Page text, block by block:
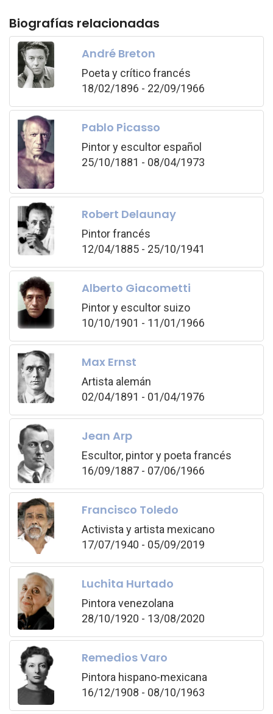
Biografías relacionadas
André Breton
Poeta y crítico francés
18/02/1896 - 22/09/1966
Pablo Picasso
Pintor y escultor español
25/10/1881 - 08/04/1973
Robert Delaunay
Pintor francés
12/04/1885 - 25/10/1941
Alberto Giacometti
Pintor y escultor suizo
10/10/1901 - 11/01/1966
Max Ernst
Artista alemán
02/04/1891 - 01/04/1976
Jean Arp
Escultor, pintor y poeta francés
16/09/1887 - 07/06/1966
Francisco Toledo
Activista y artista mexicano
17/07/1940 - 05/09/2019
Luchita Hurtado
Pintora venezolana
28/10/1920 - 13/08/2020
Remedios Varo
Pintora hispano-mexicana
16/12/1908 - 08/10/1963